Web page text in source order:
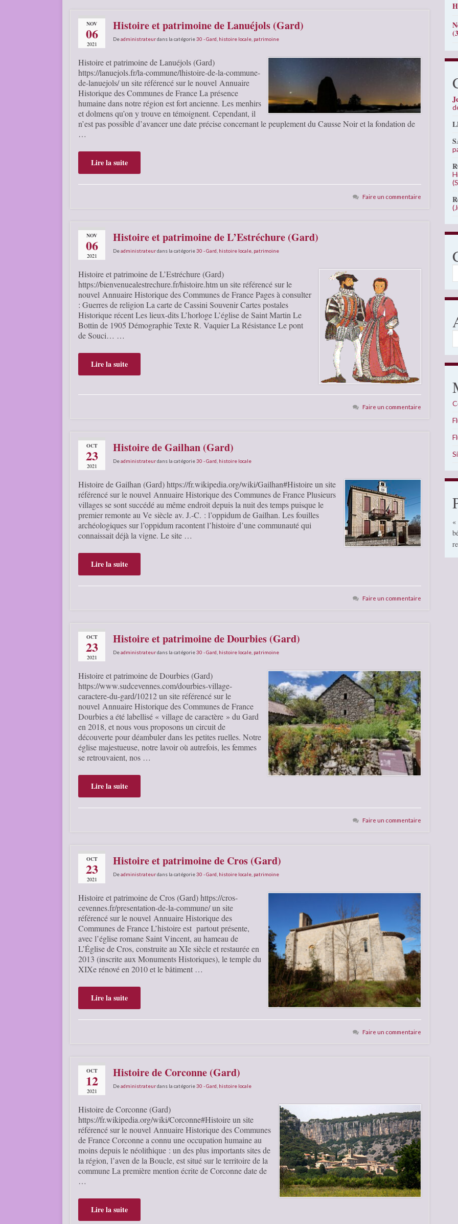
NOV
06
2021
Histoire et patrimoine de Lanuéjols (Gard)
Deadministrateurdans la catégorie30 - Gard histoire locale patrimoine
Histoire et patrimoine de Lanuéjols (Gard)
https://lanuejols.fr/la-commune/lhistoire-de-la-commune-
de-lanuejols/ un site référencé sur le nouvel Annuaire
Historique des Communes de France La présence
humaine dans notre région est fort ancienne. Les menhirs
et dolmens qu’on y trouve en témoignent. Cependant, il
n’est pas possible d’avancer une date précise concernant le peuplement du Causse Noir et la fondation de
…
Lire la suite
Faire un commentaire
NOV
06
2021
Histoire et patrimoine de L’Estréchure (Gard)
Deadministrateurdans la catégorie30 - Gard histoire locale patrimoine
Histoire et patrimoine de L’Estréchure (Gard)
https://bienvenuealestrechure.fr/histoire.htm un site référencé sur le
nouvel Annuaire Historique des Communes de France Pages à consulter
: Guerres de religion La carte de Cassini Souvenir Cartes postales
Historique récent Les lieux-dits L’horloge L’église de Saint Martin Le
Bottin de 1905 Démographie Texte R. Vaquier La Résistance Le pont
de Souci… …
Lire la suite
Faire un commentaire
OCT
23
2021
Histoire de Gailhan (Gard)
Deadministrateurdans la catégorie30 - Gard histoire locale
Histoire de Gailhan (Gard) https://fr.wikipedia.org/wiki/Gailhan#Histoire un site
référencé sur le nouvel Annuaire Historique des Communes de France Plusieurs
villages se sont succédé au même endroit depuis la nuit des temps puisque le
premier remonte au Ve siècle av. J.-C. : l’oppidum de Gailhan. Les fouilles
archéologiques sur l’oppidum racontent l’histoire d’une communauté qui
connaissait déjà la vigne. Le site …
Lire la suite
Faire un commentaire
OCT
23
2021
Histoire et patrimoine de Dourbies (Gard)
Deadministrateurdans la catégorie30 - Gard histoire locale patrimoine
Histoire et patrimoine de Dourbies (Gard)
https://www.sudcevennes.com/dourbies-village-
caractere-du-gard/10212 un site référencé sur le
nouvel Annuaire Historique des Communes de France
Dourbies a été labellisé « village de caractère » du Gard
en 2018, et nous vous proposons un circuit de
découverte pour déambuler dans les petites ruelles. Notre
église majestueuse, notre lavoir où autrefois, les femmes
se retrouvaient, nos …
Lire la suite
Faire un commentaire
OCT
23
2021
Histoire et patrimoine de Cros (Gard)
Deadministrateurdans la catégorie30 - Gard histoire locale patrimoine
Histoire et patrimoine de Cros (Gard) https://cros-
cevennes.fr/presentation-de-la-commune/ un site
référencé sur le nouvel Annuaire Historique des
Communes de France L’histoire est partout présente,
avec l’église romane Saint ­Vincent, au hameau de
L’Église de Cros, construite au XIe siècle et restaurée en
2013 (inscrite aux Monuments Historiques), le temple du
XIXe rénové en 2010 et le bâtiment …
Lire la suite
Faire un commentaire
OCT
12
2021
Histoire de Corconne (Gard)
Deadministrateurdans la catégorie30 - Gard histoire locale
Histoire de Corconne (Gard)
https://fr.wikipedia.org/wiki/Corconne#Histoire un site
référencé sur le nouvel Annuaire Historique des Communes
de France Corconne a connu une occupation humaine au
moins depuis le néolithique : un des plus importants sites de
la région, l’aven de la Boucle, est situé sur le territoire de la
commune La première mention écrite de Corconne date de
…
Lire la suite